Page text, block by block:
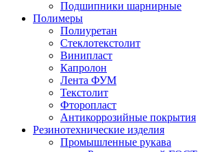
Подшипники шарнирные
Полимеры
Полиуретан
Стеклотекстолит
Винипласт
Капролон
Лента ФУМ
Текстолит
Фторопласт
Антикоррозийные покрытия
Резинотехнические изделия
Промышленные рукава